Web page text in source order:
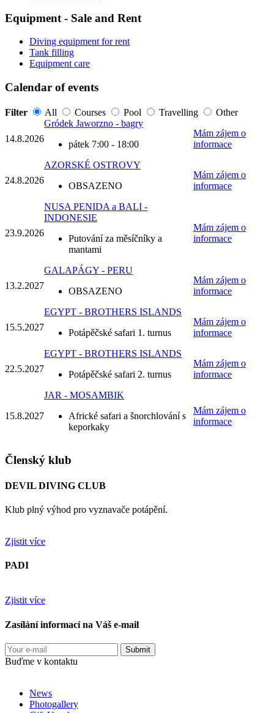
Equipment - Sale and Rent
Diving equipment for rent
Tank filling
Equipment care
Calendar of events
Filter All Courses Pool Travelling Other
14.8.2026
Gródek Jaworzno - bagry
pátek 7:00 - 18:00
Mám zájem o
informace
24.8.2026
AZORSKÉ OSTROVY
OBSAZENO
Mám zájem o
informace
23.9.2026
NUSA PENIDA a BALI -
INDONESIE
Putování za měsíčníky a
mantami
Mám zájem o
informace
13.2.2027
GALAPÁGY - PERU
OBSAZENO
Mám zájem o
informace
15.5.2027
EGYPT - BROTHERS ISLANDS
Potápěčské safari 1. turnus
Mám zájem o
informace
22.5.2027
EGYPT - BROTHERS ISLANDS
Potápěčské safari 2. turnus
Mám zájem o
informace
15.8.2027
JAR - MOSAMBIK
Africké safari a šnorchlování s
keporkaky
Mám zájem o
informace
Členský klub
DEVIL DIVING CLUB
Klub plný výhod pro vyznavače potápění.
Zjistit více
PADI
Zjistit více
Zasílání informací na Váš e-mail
Buďme v kontaktu
News
Photogallery